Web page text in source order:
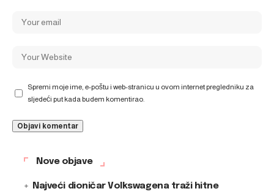
Spremi moje ime, e-poštu i web-stranicu u ovom internet pregledniku za
sljedeći put kada budem komentirao.
Nove objave
Najveći dioničar Volkswagena traži hitne